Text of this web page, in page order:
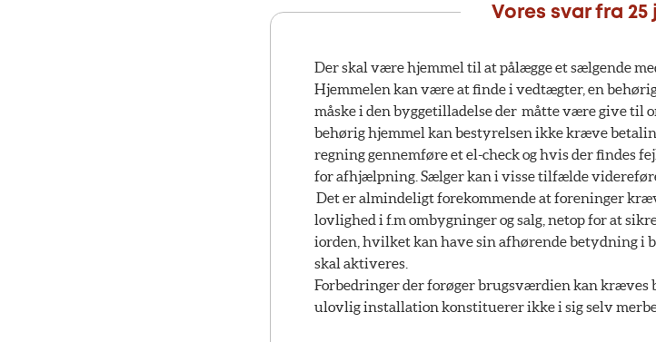
Vores svar fra 25
Der skal være hjemmel til at pålægge et sælgende
Hjemmelen kan være at finde i vedtægter, en
måske i den byggetilladelse der måtte være give til
behørig hjemmel kan bestyrelsen ikke kræve
regning gennemføre et el-check og hvis der findes
for afhjælpning. Sælger kan i visse tilfælde
Det er almindeligt forekommende at foreninger
lovlighed i f.m ombygninger og salg, netop for at
iorden, hvilket kan have sin afhørende betydning
skal aktiveres.
Forbedringer der forøger brugsværdien kan kræves
ulovlig installation konstituerer ikke i sig selv